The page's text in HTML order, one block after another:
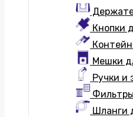
Кнопки
Мешки
Ручки и
Шланги